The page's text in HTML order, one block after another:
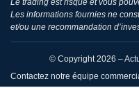
Le trading est risqué et vous
Les informations fournies ne
et/ou une recommandation
© Copyright 2026 –
Contactez notre équipe